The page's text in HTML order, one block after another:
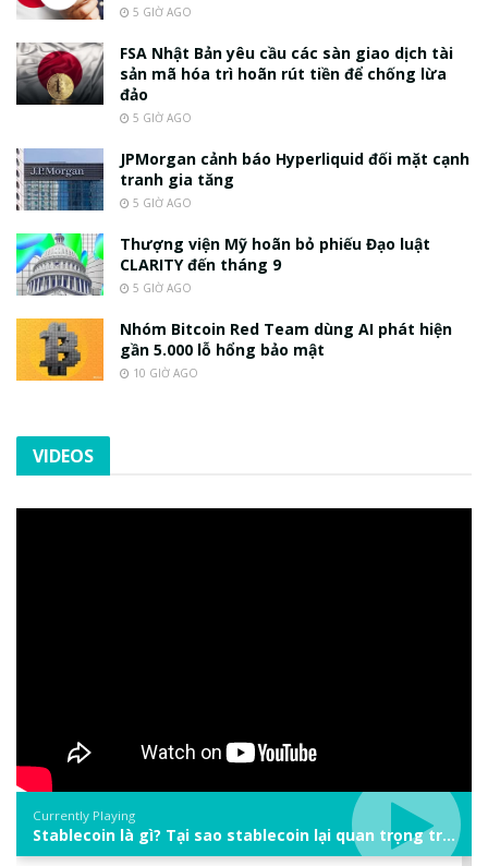
5 GIỜ AGO
FSA Nhật Bản yêu cầu các sàn giao dịch tài
sản mã hóa trì hoãn rút tiền để chống lừa
đảo
5 GIỜ AGO
JPMorgan cảnh báo Hyperliquid đối mặt cạnh
tranh gia tăng
5 GIỜ AGO
Thượng viện Mỹ hoãn bỏ phiếu Đạo luật
CLARITY đến tháng 9
5 GIỜ AGO
Nhóm Bitcoin Red Team dùng AI phát hiện
gần 5.000 lỗ hổng bảo mật
10 GIỜ AGO
VIDEOS
Currently Playing
Stablecoin là gì? Tại sao stablecoin lại quan trọng trong thị trường crypto? | Phổ cập Blockchain